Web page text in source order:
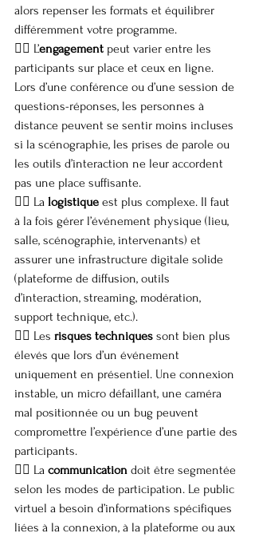
alors repenser les formats et équilibrer
différemment votre programme.
👉🏼 L’engagement peut varier entre les
participants sur place et ceux en ligne.
Lors d’une conférence ou d’une session de
questions-réponses, les personnes à
distance peuvent se sentir moins incluses
si la scénographie, les prises de parole ou
les outils d’interaction ne leur accordent
pas une place suffisante.
👉🏼 La logistique est plus complexe. Il faut
à la fois gérer l’événement physique (lieu,
salle, scénographie, intervenants) et
assurer une infrastructure digitale solide
(plateforme de diffusion, outils
d’interaction, streaming, modération,
support technique, etc.).
👉🏼 Les risques techniques sont bien plus
élevés que lors d’un événement
uniquement en présentiel. Une connexion
instable, un micro défaillant, une caméra
mal positionnée ou un bug peuvent
compromettre l’expérience d’une partie des
participants.
👉🏼 La communication doit être segmentée
selon les modes de participation. Le public
virtuel a besoin d’informations spécifiques
liées à la connexion, à la plateforme ou aux